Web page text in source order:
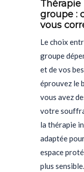
groupe :
vous
Le choix
groupe
et de vos
éprouvez le
vous avez
votre
la thérapie
adaptée
espace
plus sensible.